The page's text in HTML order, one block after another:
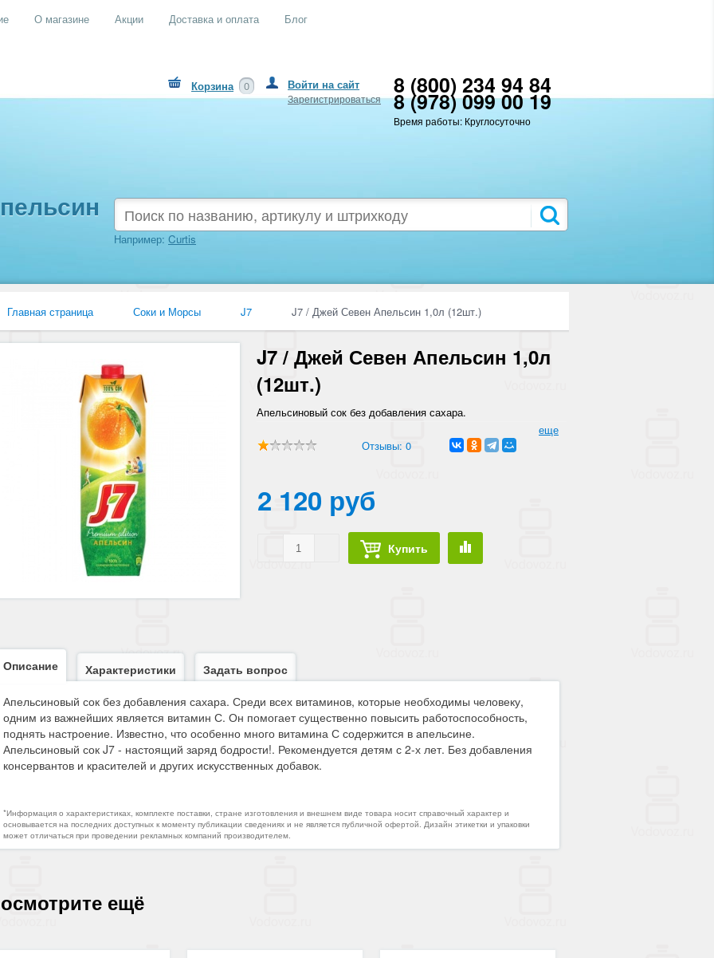
О магазине Акции Доставка и оплата Блог
8 (800) 234 94 84
8 (978) 099 00 19
Время работы: Круглосуточно
Войти на сайт
Зарегистрироваться
Корзина 0
Например: Curtis
Главная страница Соки и Морсы J7 J7 / Джей Севен Апельсин 1,0л (12шт.)
J7 / Джей Севен Апельсин 1,0л
(12шт.)
Апельсиновый сок без добавления сахара.
еще
Отзывы: 0
2 120 руб
Купить
Описание Характеристики
Задать вопрос
Апельсиновый сок без добавления сахара. Среди всех витаминов, которые необходимы человеку,
одним из важнейших является витамин С. Он помогает существенно повысить работоспособность,
поднять настроение. Известно, что особенно много витамина С содержится в апельсине.
Апельсиновый сок J7 - настоящий заряд бодрости!. Рекомендуется детям с 2-х лет. Без добавления
консервантов и красителей и других искусственных добавок.
*Информация о характеристиках, комплекте поставки, стране изготовления и внешнем виде товара носит справочный характер и
основывается на последних доступных к моменту публикации сведениях и не является публичной офертой. Дизайн этикетки и упаковки
может отличаться при проведении рекламных компаний производителем.
ещё